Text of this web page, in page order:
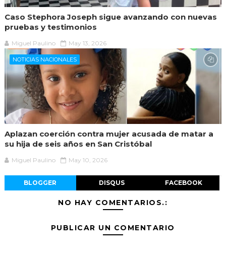
Caso Stephora Joseph sigue avanzando con nuevas
pruebas y testimonios
Miguel Paulino May 13, 2026
NOTICIAS NACIONALES
Aplazan coerción contra mujer acusada de matar a
su hija de seis años en San Cristóbal
Miguel Paulino May 10, 2026
BLOGGER DISQUS FACEBOOK
NO HAY COMENTARIOS.:
PUBLICAR UN COMENTARIO